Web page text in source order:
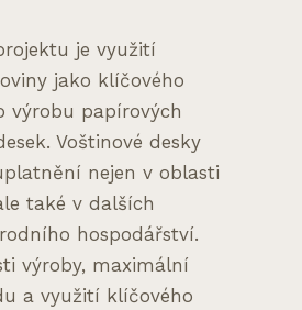
je využití
jako klíčového
výrobu papírových
Voštinové desky
nejen v oblasti
také v dalších
hospodářství.
výroby, maximální
a využití klíčového